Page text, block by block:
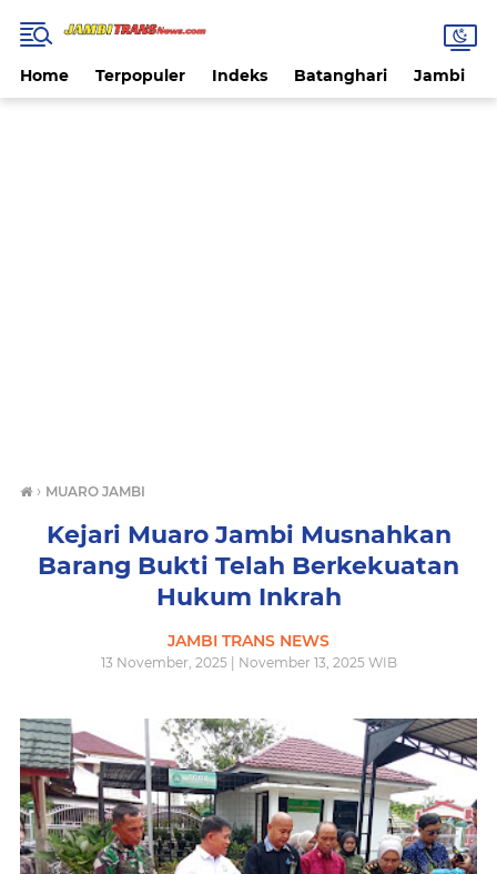
Home Terpopuler Indeks Batanghari Jambi
› MUARO JAMBI
Kejari Muaro Jambi Musnahkan
Barang Bukti Telah Berkekuatan
Hukum Inkrah
JAMBI TRANS NEWS
13 November, 2025 | November 13, 2025 WIB